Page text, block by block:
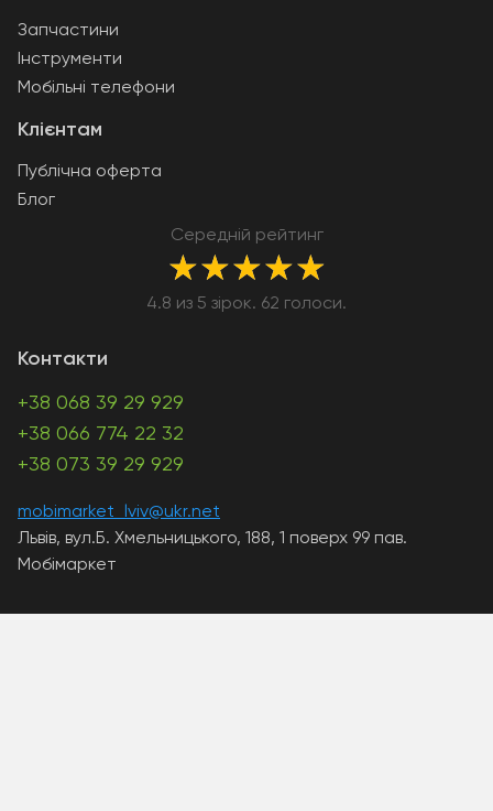
Контакти
+38 068 39 29 929
+38 066 774 22 32
+38 073 39 29 929
mobimarket_lviv@ukr.net
Львів, вул.Б. Хмельницького, 188, 1 поверх 99 пав.
Мобімаркет
Клієнтам
Публічна оферта
Блог
Середній рейтинг
★★★★★
4.8 из 5 зірок. 62 голоси.
Запчастини
Інструменти
Мобільні телефони